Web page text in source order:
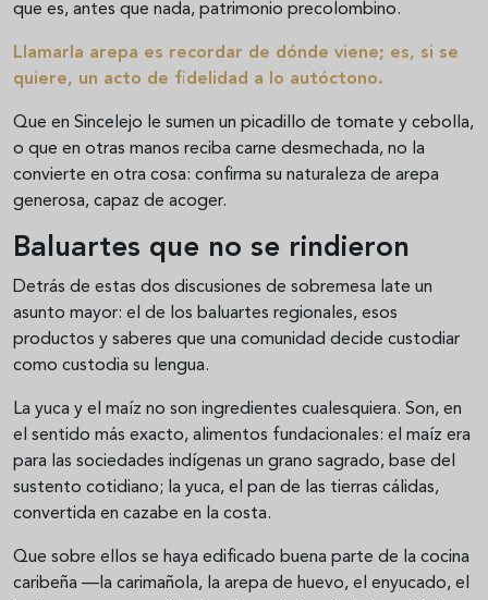
que es, antes que nada, patrimonio precolombino.
Llamarla arepa es recordar de dónde viene; es, si se
quiere, un acto de fidelidad a lo autóctono.
Que en Sincelejo le sumen un picadillo de tomate y cebolla,
o que en otras manos reciba carne desmechada, no la
convierte en otra cosa: confirma su naturaleza de arepa
generosa, capaz de acoger.
Baluartes que no se rindieron
Detrás de estas dos discusiones de sobremesa late un
asunto mayor: el de los baluartes regionales, esos
productos y saberes que una comunidad decide custodiar
como custodia su lengua.
La yuca y el maíz no son ingredientes cualesquiera. Son, en
el sentido más exacto, alimentos fundacionales: el maíz era
para las sociedades indígenas un grano sagrado, base del
sustento cotidiano; la yuca, el pan de las tierras cálidas,
convertida en cazabe en la costa.
Que sobre ellos se haya edificado buena parte de la cocina
caribeña —la carimañola, la arepa de huevo, el enyucado, el